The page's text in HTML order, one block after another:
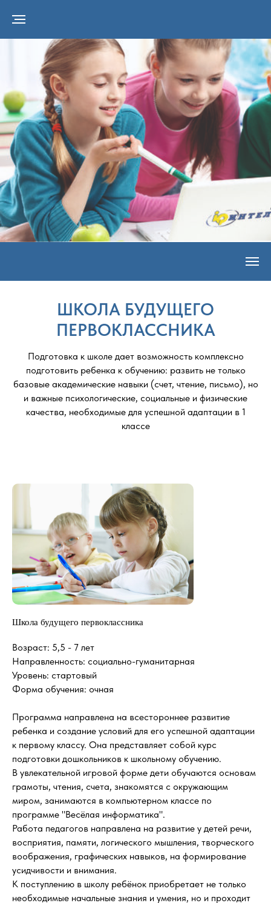
ШКОЛА БУДУЩЕГО
ПЕРВОКЛАССНИКА
Подготовка к школе дает возможность комплексно
подготовить ребенка к обучению: развить не только
базовые академические навыки (счет, чтение, письмо), но
и важные психологические, социальные и физические
качества, необходимые для успешной адаптации в 1
классе
Школа будущего первоклассника
Возраст: 5,5 - 7 лет
Направленность: социально-гуманитарная
Уровень: стартовый
Форма обучения: очная
Программа направлена на всестороннее развитие
ребенка и создание условий для его успешной адаптации
к первому классу. Она представляет собой курс
подготовки дошкольников к школьному обучению.
В увлекательной игровой форме дети обучаются основам
грамоты, чтения, счета, знакомятся с окружающим
миром, занимаются в компьютерном классе по
программе "Весёлая информатика".
Работа педагогов направлена на развитие у детей речи,
восприятия, памяти, логического мышления, творческого
воображения, графических навыков, на формирование
усидчивости и внимания.
К поступлению в школу ребёнок приобретает не только
необходимые начальные знания и умения, но и проходит